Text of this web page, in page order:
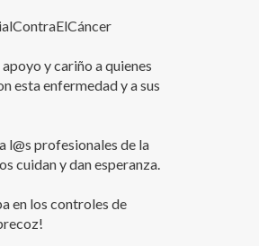
y cariño a quienes
esta enfermedad y a sus
l@s profesionales de la
cuidan y dan esperanza.
en los controles de